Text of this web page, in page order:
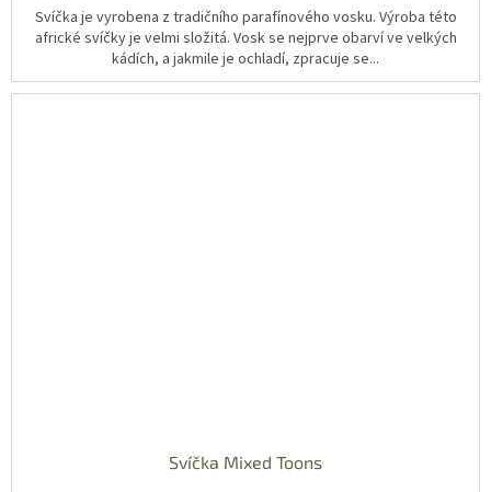
Svíčka je vyrobena z tradičního parafínového vosku. Výroba této
africké svíčky je velmi složitá. Vosk se nejprve obarví ve velkých
kádích, a jakmile je ochladí, zpracuje se...
Svíčka Mixed Toons